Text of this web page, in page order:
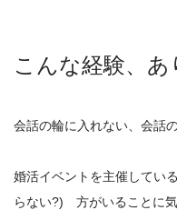
こんな経験、
会話の輪に入れない、会話
婚活イベントを主催してい
らない?) 方がいることに気